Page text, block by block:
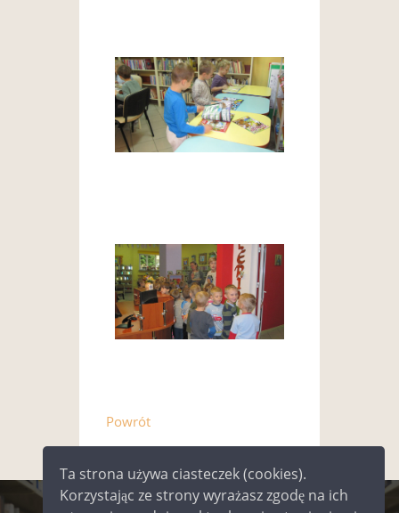
Ta strona używa ciasteczek (cookies).
Korzystając ze strony wyrażasz zgodę na ich
Powrót